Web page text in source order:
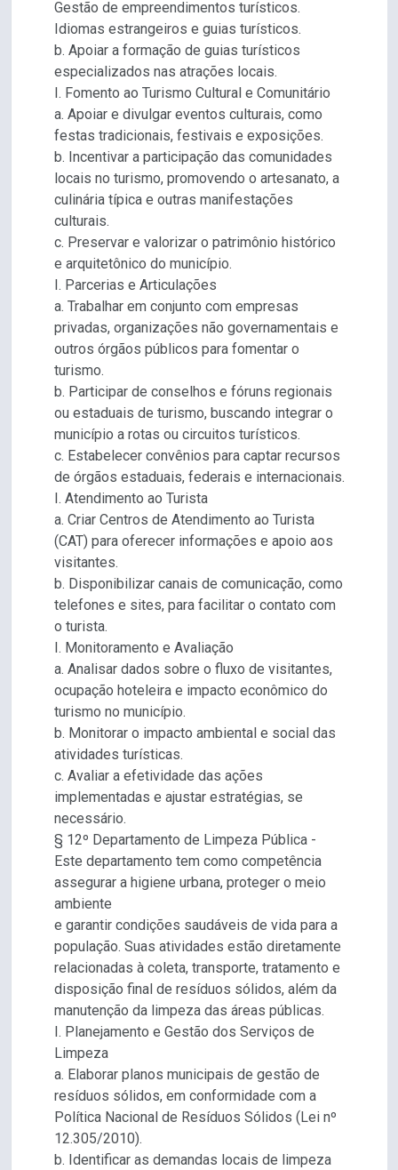
Gestão de empreendimentos turísticos.
Idiomas estrangeiros e guias turísticos.
b. Apoiar a formação de guias turísticos
especializados nas atrações locais.
I. Fomento ao Turismo Cultural e Comunitário
a. Apoiar e divulgar eventos culturais, como
festas tradicionais, festivais e exposições.
b. Incentivar a participação das comunidades
locais no turismo, promovendo o artesanato, a
culinária típica e outras manifestações
culturais.
c. Preservar e valorizar o patrimônio histórico
e arquitetônico do município.
I. Parcerias e Articulações
a. Trabalhar em conjunto com empresas
privadas, organizações não governamentais e
outros órgãos públicos para fomentar o
turismo.
b. Participar de conselhos e fóruns regionais
ou estaduais de turismo, buscando integrar o
município a rotas ou circuitos turísticos.
c. Estabelecer convênios para captar recursos
de órgãos estaduais, federais e internacionais.
I. Atendimento ao Turista
a. Criar Centros de Atendimento ao Turista
(CAT) para oferecer informações e apoio aos
visitantes.
b. Disponibilizar canais de comunicação, como
telefones e sites, para facilitar o contato com
o turista.
I. Monitoramento e Avaliação
a. Analisar dados sobre o fluxo de visitantes,
ocupação hoteleira e impacto econômico do
turismo no município.
b. Monitorar o impacto ambiental e social das
atividades turísticas.
c. Avaliar a efetividade das ações
implementadas e ajustar estratégias, se
necessário.
§ 12º Departamento de Limpeza Pública -
Este departamento tem como competência
assegurar a higiene urbana, proteger o meio
ambiente
e garantir condições saudáveis de vida para a
população. Suas atividades estão diretamente
relacionadas à coleta, transporte, tratamento e
disposição final de resíduos sólidos, além da
manutenção da limpeza das áreas públicas.
I. Planejamento e Gestão dos Serviços de
Limpeza
a. Elaborar planos municipais de gestão de
resíduos sólidos, em conformidade com a
Política Nacional de Resíduos Sólidos (Lei nº
12.305/2010).
b. Identificar as demandas locais de limpeza